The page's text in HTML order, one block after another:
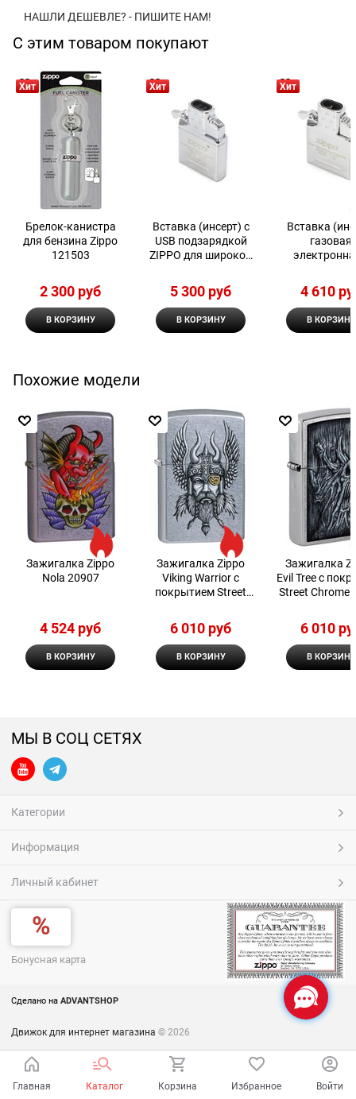
НАШЛИ ДЕШЕВЛЕ? - ПИШИТЕ НАМ!
С этим товаром покупают
Хит
Брелок-канистра
для бензина Zippo
121503
2 300 руб
В КОРЗИНУ
Хит
Вставка (инсерт) с
USB подзарядкой
ZIPPO для широкой
5 300 руб
В КОРЗИНУ
Хит
Вставка
газовая
Zippo
4 610
В КОРЗИНУ
Похожие модели
Зажигалка Zippo
Nola 20907
4 524 руб
В КОРЗИНУ
Зажигалка Zippo
Viking Warrior с
покрытием Street
6 010 руб
В КОРЗИНУ
Зажигалка
Evil Tree с
Street Chrome
6 010
В КОРЗИНУ
МЫ В СОЦ СЕТЯХ
Категории
Информация
Личный кабинет
Бонусная карта
Сделано на ADVANTSHOP
Движок для интернет магазина © 2026
Главная Каталог Корзина Избранное Войти